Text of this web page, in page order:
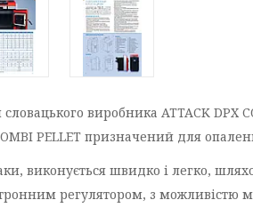
виробника ATTACK DPX
PELLET призначений для
виконується швидко і легко,
регулятором, з можливістю